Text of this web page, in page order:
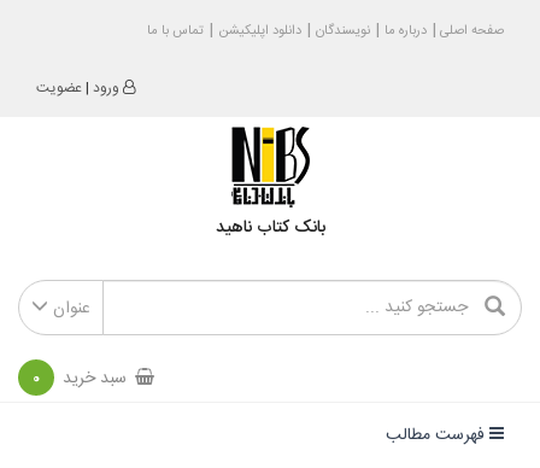
صفحه اصلی درباره ما نویسندگان دانلود اپلیکیشن تماس با ما
ورود |عضویت
بانک کتاب ناهید
عنوان
سبد خرید 0
فهرست مطالب